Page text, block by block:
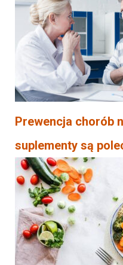
Prewencja chorób
suplementy są